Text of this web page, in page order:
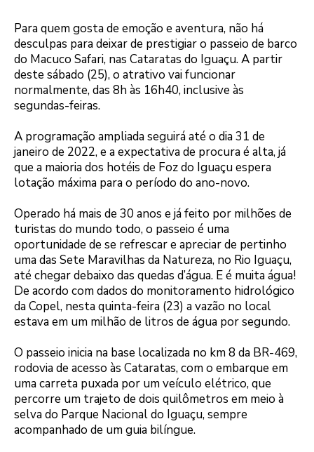
Para quem gosta de emoção e aventura, não há
desculpas para deixar de prestigiar o passeio de barco
do Macuco Safari, nas Cataratas do Iguaçu. A partir
deste sábado (25), o atrativo vai funcionar
normalmente, das 8h às 16h40, inclusive às
segundas-feiras.
A programação ampliada seguirá até o dia 31 de
janeiro de 2022, e a expectativa de procura é alta, já
que a maioria dos hotéis de Foz do Iguaçu espera
lotação máxima para o período do ano-novo.
Operado há mais de 30 anos e já feito por milhões de
turistas do mundo todo, o passeio é uma
oportunidade de se refrescar e apreciar de pertinho
uma das Sete Maravilhas da Natureza, no Rio Iguaçu,
até chegar debaixo das quedas d’água. E é muita água!
De acordo com dados do monitoramento hidrológico
da Copel, nesta quinta-feira (23) a vazão no local
estava em um milhão de litros de água por segundo.
O passeio inicia na base localizada no km 8 da BR-469,
rodovia de acesso às Cataratas, com o embarque em
uma carreta puxada por um veículo elétrico, que
percorre um trajeto de dois quilômetros em meio à
selva do Parque Nacional do Iguaçu, sempre
acompanhado de um guia bilíngue.